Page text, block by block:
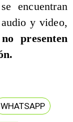
encuentran
y video,
presenten
WHATSAPP